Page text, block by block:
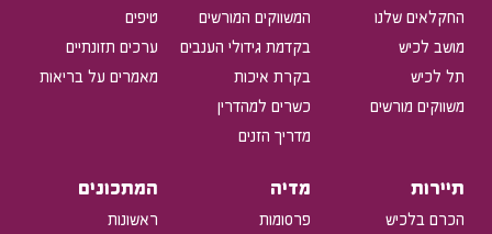
החקלאים שלנו
מושב לכיש
תל לכיש
משווקים מורשים
המשווקים המורשים
בקדמת גידולי הענבים
בקרת איכות
כשרים למהדרין
מדריך הזנים
טיפים
ערכים תזונתיים
מאמרים על בריאות
תיירות
הכרם בלכיש
מדיה
פרסומות
המתכונים
ראשונות